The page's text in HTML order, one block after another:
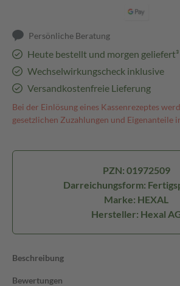
Persönliche Beratung
Heute bestellt und morgen geliefert³
Wechselwirkungscheck inklusive
Versandkostenfreie Lieferung
Bei der Einlösung eines Kassenrezeptes
gesetzlichen Zuzahlungen und Eigenanteile
PZN: 01972509
Darreichungsform:
Marke: HEXAL
Hersteller: Hexal
Beschreibung
Bewertungen